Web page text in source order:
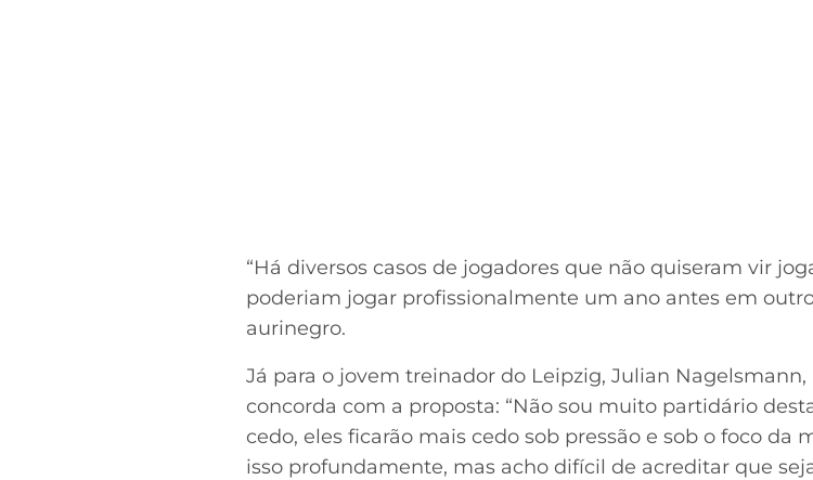
“Há diversos casos de jogadores que não quiseram vir
poderiam jogar profissionalmente um ano antes em
aurinegro.
Já para o jovem treinador do Leipzig, Julian
concorda com a proposta: “Não sou muito partidário
cedo, eles ficarão mais cedo sob pressão e sob o foco da
isso profundamente, mas acho difícil de acreditar que